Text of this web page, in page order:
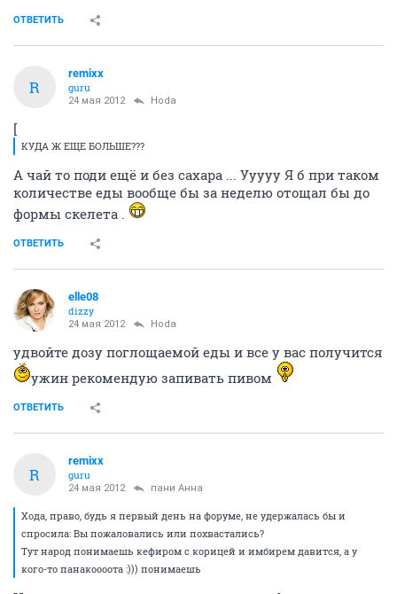
ОТВЕТИТЬ
R
remixx
guru
24 мая 2012 Hoda
[
КУДА Ж ЕЩЕ БОЛЬШЕ???
А чай то поди ещё и без сахара ... Ууууу Я б при таком
количестве еды вообще бы за неделю отощал бы до
формы скелета .
ОТВЕТИТЬ
elle08
dizzy
24 мая 2012 Hoda
удвойте дозу поглощаемой еды и все у вас получится
ужин рекомендую запивать пивом
ОТВЕТИТЬ
R
remixx
guru
24 мая 2012 пани Анна
Хода, право, будь я первый день на форуме, не удержалась бы и
спросила: Вы пожаловались или похвастались?
Тут народ понимаешь кефиром с корицей и имбирем давится, а у
кого-то панакоооота :))) понимаешь